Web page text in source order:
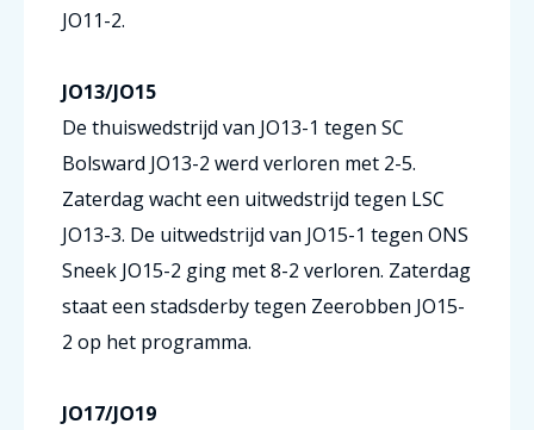
JO11-2.
JO13/JO15
De thuiswedstrijd van JO13-1 tegen SC
Bolsward JO13-2 werd verloren met 2-5.
Zaterdag wacht een uitwedstrijd tegen LSC
JO13-3. De uitwedstrijd van JO15-1 tegen ONS
Sneek JO15-2 ging met 8-2 verloren. Zaterdag
staat een stadsderby tegen Zeerobben JO15-
2 op het programma.
JO17/JO19